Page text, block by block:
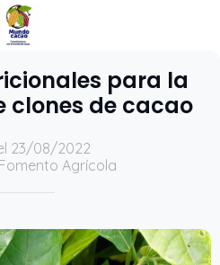
para la
clones de cacao
23/08/2022
Agrícola